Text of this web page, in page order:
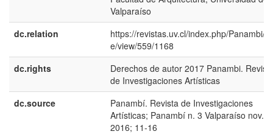
Valparaíso
dc.relation
https://revistas.uv.cl/index.php/Panambi/
e/view/559/1168
dc.rights
Derechos de autor 2017 Panambi.
de Investigaciones Artísticas
dc.source
Panambí. Revista de Investigaciones
Artísticas; Panambí n. 3 Valparaíso nov.
2016; 11-16